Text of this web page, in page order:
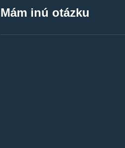
Samozrejme, všetky
Mám inú otázku